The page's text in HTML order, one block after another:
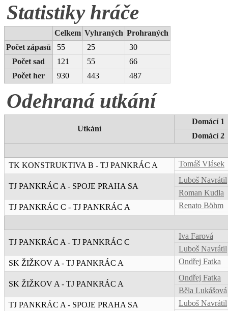
Statistiky hráče
Celkem Vyhraných Prohraných
Počet zápasů
55 25
30
Počet sad
121 55
66
Počet her
930 443 487
Odehraná utkání
Utkání
Domácí 1
Domácí 2
TK KONSTRUKTIVA B - TJ PANKRÁC A Tomáš Vlásek
TJ PANKRÁC A - SPOJE PRAHA SA
Luboš Navrátil
Roman Kudla
TJ PANKRÁC C - TJ PANKRÁC A
Renato Böhm
TJ PANKRÁC A - TJ PANKRÁC C
Iva Farová
Luboš Navrátil
SK ŽIŽKOV A - TJ PANKRÁC A
Ondřej Fatka
SK ŽIŽKOV A - TJ PANKRÁC A
Ondřej Fatka
Běla Lukášová
TJ PANKRÁC A - SPOJE PRAHA SA
Luboš Navrátil